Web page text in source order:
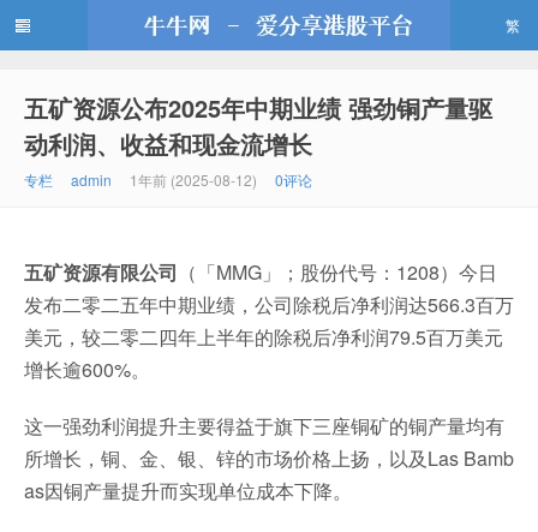
牛牛网
繁
五矿资源公布2025年中期业绩 强劲铜产量驱
动利润、收益和现金流增长
专栏 admin 1年前 (2025-08-12) 0评论
五矿资源有限公司 （「MMG」；股份代号：1208）今日
发布二零二五年中期业绩，公司除税后净利润达566.3百万
美元，较二零二四年上半年的除税后净利润79.5百万美元
增长逾600%。
这一强劲利润提升主要得益于旗下三座铜矿的铜产量均有
所增长，铜、金、银、锌的市场价格上扬，以及Las Bamb
as因铜产量提升而实现单位成本下降。